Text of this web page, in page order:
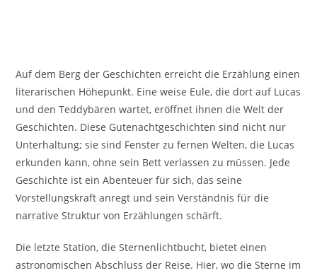
Auf dem Berg der Geschichten erreicht die Erzählung einen
literarischen Höhepunkt. Eine weise Eule, die dort auf Lucas
und den Teddybären wartet, eröffnet ihnen die Welt der
Geschichten. Diese Gutenachtgeschichten sind nicht nur
Unterhaltung; sie sind Fenster zu fernen Welten, die Lucas
erkunden kann, ohne sein Bett verlassen zu müssen. Jede
Geschichte ist ein Abenteuer für sich, das seine
Vorstellungskraft anregt und sein Verständnis für die
narrative Struktur von Erzählungen schärft.
Die letzte Station, die Sternenlichtbucht, bietet einen
astronomischen Abschluss der Reise. Hier, wo die Sterne im